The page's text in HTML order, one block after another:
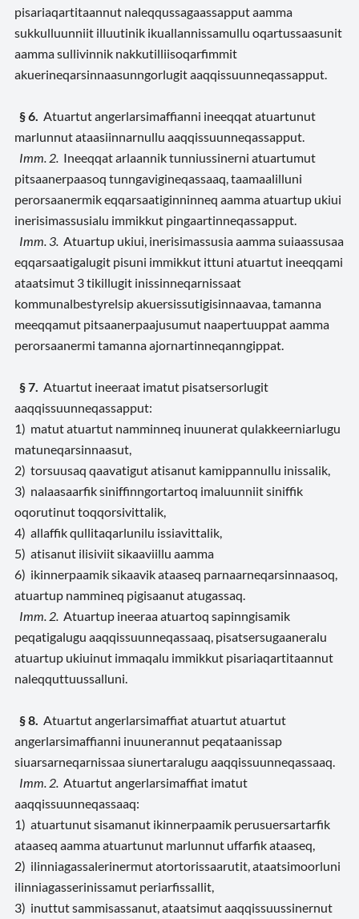
pisariaqartitaannut naleqqussagaassapput aamma
sukkulluunniit illuutinik ikuallannissamullu oqartussaasunit
aamma sullivinnik nakkutilliisoqarfimmit
akuerineqarsinnaasunngorlugit aaqqissuunneqassapput.
§ 6. Atuartut angerlarsimaffianni ineeqqat atuartunut
marlunnut ataasiinnarnullu aaqqissuunneqassapput.
Imm. 2. Ineeqqat arlaannik tunniussinerni atuartumut
pitsaanerpaasoq tunngavigineqassaaq, taamaalilluni
perorsaanermik eqqarsaatiginninneq aamma atuartup ukiui
inerisimassusialu immikkut pingaartinneqassapput.
Imm. 3. Atuartup ukiui, inerisimassusia aamma suiaassusaa
eqqarsaatigalugit pisuni immikkut ittuni atuartut ineeqqami
ataatsimut 3 tikillugit inissinneqarnissaat
kommunalbestyrelsip akuersissutigisinnaavaa, tamanna
meeqqamut pitsaanerpaajusumut naapertuuppat aamma
perorsaanermi tamanna ajornartinneqanngippat.
§ 7. Atuartut ineeraat imatut pisatsersorlugit
aaqqissuunneqassapput:
1) matut atuartut namminneq inuunerat qulakkeerniarlugu
matuneqarsinnaasut,
2) torsuusaq qaavatigut atisanut kamippannullu inissalik,
3) nalaasaarfik siniffinngortartoq imaluunniit siniffik
oqorutinut toqqorsivittalik,
4) allaffik qullitaqarlunilu issiavittalik,
5) atisanut ilisiviit sikaaviillu aamma
6) ikinnerpaamik sikaavik ataaseq parnaarneqarsinnaasoq,
atuartup nammineq pigisaanut atugassaq.
Imm. 2. Atuartup ineeraa atuartoq sapinngisamik
peqatigalugu aaqqissuunneqassaaq, pisatsersugaaneralu
atuartup ukiuinut immaqalu immikkut pisariaqartitaannut
naleqquttuussalluni.
§ 8. Atuartut angerlarsimaffiat atuartut atuartut
angerlarsimaffianni inuunerannut peqataanissap
siuarsarneqarnissaa siunertaralugu aaqqissuunneqassaaq.
Imm. 2. Atuartut angerlarsimaffiat imatut
aaqqissuunneqassaaq:
1) atuartunut sisamanut ikinnerpaamik perusuersartarfik
ataaseq aamma atuartunut marlunnut uffarfik ataaseq,
2) ilinniagassalerinermut atortorissaarutit, ataatsimoorluni
ilinniagasserinissamut periarfissallit,
3) inuttut sammisassanut, ataatsimut aaqqissuussinernut